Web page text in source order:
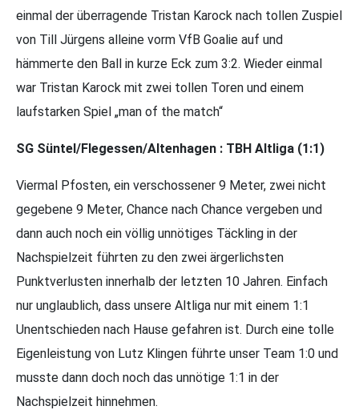
einmal der überragende Tristan Karock nach tollen Zuspiel
von Till Jürgens alleine vorm VfB Goalie auf und
hämmerte den Ball in kurze Eck zum 3:2. Wieder einmal
war Tristan Karock mit zwei tollen Toren und einem
laufstarken Spiel „man of the match“
SG Süntel/Flegessen/Altenhagen : TBH Altliga (1:1)
Viermal Pfosten, ein verschossener 9 Meter, zwei nicht
gegebene 9 Meter, Chance nach Chance vergeben und
dann auch noch ein völlig unnötiges Täckling in der
Nachspielzeit führten zu den zwei ärgerlichsten
Punktverlusten innerhalb der letzten 10 Jahren. Einfach
nur unglaublich, dass unsere Altliga nur mit einem 1:1
Unentschieden nach Hause gefahren ist. Durch eine tolle
Eigenleistung von Lutz Klingen führte unser Team 1:0 und
musste dann doch noch das unnötige 1:1 in der
Nachspielzeit hinnehmen.